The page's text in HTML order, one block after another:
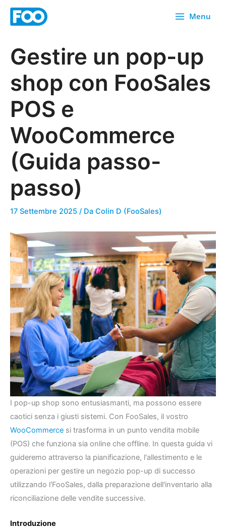
Menu
Gestire un pop-up
shop con FooSales
POS e
WooCommerce
(Guida passo-
passo)
17 Settembre 2025 / Da Colin D (FooSales)
I pop-up shop sono entusiasmanti, ma possono essere
caotici senza i giusti sistemi. Con FooSales, il vostro
WooCommerce si trasforma in un punto vendita mobile
(POS) che funziona sia online che offline. In questa guida vi
guideremo attraverso la pianificazione, l'allestimento e le
operazioni per gestire un negozio pop-up di successo
utilizzando l'FooSales, dalla preparazione dell'inventario alla
riconciliazione delle vendite successive.
Introduzione